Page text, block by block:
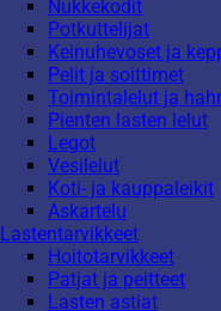
Nukkekodit
Potkuttelijat
Keinuhevoset ja
Pelit ja soittimet
Toimintalelut ja
Pienten lasten lelut
Legot
Vesilelut
Koti- ja kauppaleikit
Askartelu
Lastentarvikkeet
Hoitotarvikkeet
Patjat ja peitteet
Lasten astiat